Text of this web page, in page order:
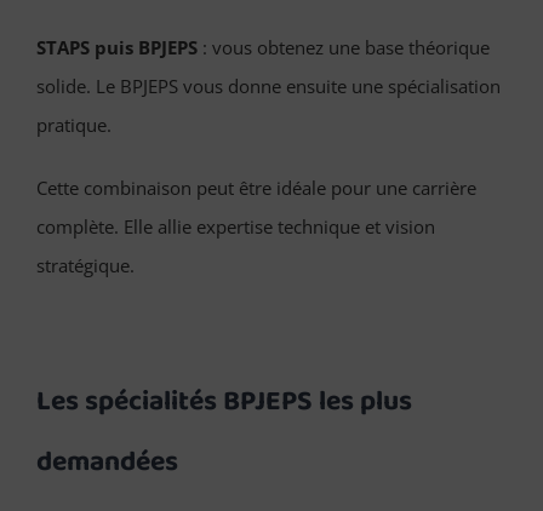
STAPS puis BPJEPS : vous obtenez une base théorique
solide. Le BPJEPS vous donne ensuite une spécialisation
pratique.
Cette combinaison peut être idéale pour une carrière
complète. Elle allie expertise technique et vision
stratégique.
Les spécialités BPJEPS les plus
demandées